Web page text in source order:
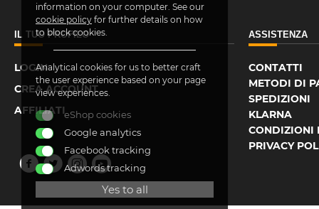
IL TUO PROFILO
LOGIN
CREA ACCOUNT
AFFILIATI
ASSISTENZA
CONTATTI
METODI DI
SPEDIZIONI
KLARNA
CONDIZIONI
PRIVACY
information on your computer. See our
cookie policy for further details on how
to block cookies.
Analytical cookies for us to better craft
the user experience based on your page
view experiences.
eShop cookies
Google analytics
Facebook tracking
Adwords tracking
Yes to all